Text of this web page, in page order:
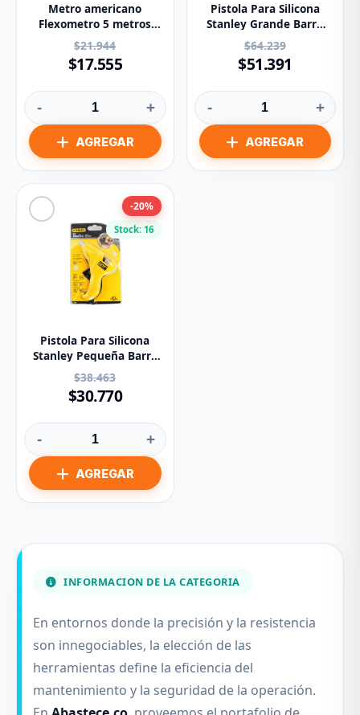
Metro americano
Flexometro 5 metros
cinta de 3/4pg. Stanley
$21.944
$17.555
- +
Pistola Para Silicona
Stanley Grande Barra
1/2 Pulg. Ref GR20
$64.239
$51.391
- +
Stock: 16
-20%
Pistola Para Silicona
Stanley Pequeña Barra
5/16 pulgadas Ref GR10
$38.463
$30.770
- +
INFORMACION DE LA CATEGORIA
En entornos donde la precisión y la resistencia
son innegociables, la elección de las
herramientas define la eficiencia del
mantenimiento y la seguridad de la operación.